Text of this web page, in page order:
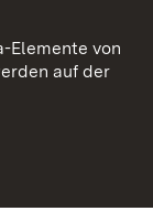
Elemente von
auf der